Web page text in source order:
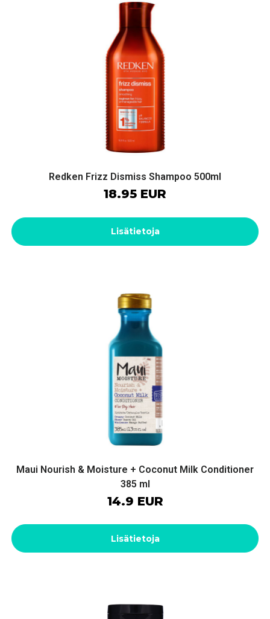
Redken Frizz Dismiss Shampoo 500ml
18.95 EUR
Lisätietoja
Maui Nourish & Moisture + Coconut Milk Conditioner
385 ml
14.9 EUR
Lisätietoja